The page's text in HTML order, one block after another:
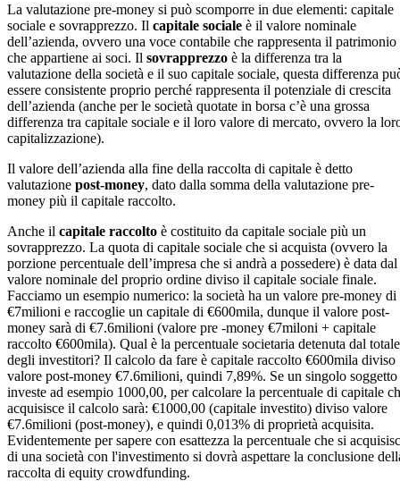
La valutazione pre-money si può scomporre in due elementi: capitale
sociale e sovrapprezzo. Il capitale sociale è il valore nominale
dell’azienda, ovvero una voce contabile che rappresenta il patrimonio
che appartiene ai soci. Il sovrapprezzo è la differenza tra la
valutazione della società e il suo capitale sociale, questa differenza
essere consistente proprio perché rappresenta il potenziale di crescita
dell’azienda (anche per le società quotate in borsa c’è una grossa
differenza tra capitale sociale e il loro valore di mercato, ovvero la
capitalizzazione).
Il valore dell’azienda alla fine della raccolta di capitale è detto
valutazione post-money, dato dalla somma della valutazione pre-
money più il capitale raccolto.
Anche il capitale raccolto è costituito da capitale sociale più un
sovrapprezzo. La quota di capitale sociale che si acquista (ovvero la
porzione percentuale dell’impresa che si andrà a possedere) è data dal
valore nominale del proprio ordine diviso il capitale sociale finale.
Facciamo un esempio numerico: la società ha un valore pre-money di
€7milioni e raccoglie un capitale di €600mila, dunque il valore post-
money sarà di €7.6milioni (valore pre -money €7miloni + capitale
raccolto €600mila). Qual è la percentuale societaria detenuta dal totale
degli investitori? Il calcolo da fare è capitale raccolto €600mila diviso
valore post-money €7.6milioni, quindi 7,89%. Se un singolo soggetto
investe ad esempio 1000,00, per calcolare la percentuale di capitale
acquisisce il calcolo sarà: €1000,00 (capitale investito) diviso valore
€7.6milioni (post-money), e quindi 0,013% di proprietà acquisita.
Evidentemente per sapere con esattezza la percentuale che si
di una società con l'investimento si dovrà aspettare la conclusione
raccolta di equity crowdfunding.